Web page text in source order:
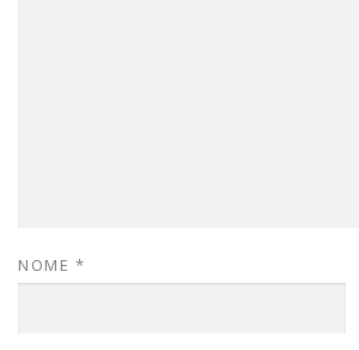
NOME *